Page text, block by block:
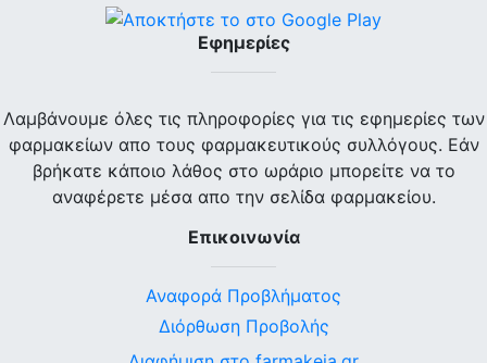
Εφημερίες
Λαμβάνουμε όλες τις πληροφορίες για τις εφημερίες των
φαρμακείων απο τους φαρμακευτικούς συλλόγους. Εάν
βρήκατε κάποιο λάθος στο ωράριο μπορείτε να το
αναφέρετε μέσα απο την σελίδα φαρμακείου.
Επικοινωνία
Αναφορά Προβλήματος
Διόρθωση Προβολής